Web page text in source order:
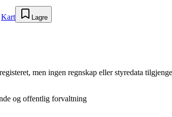
Kart Lagre
men ingen regnskap eller styredata
og offentlig forvaltning